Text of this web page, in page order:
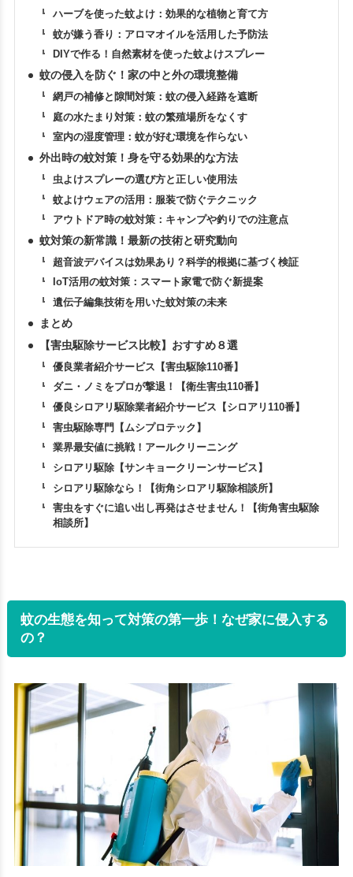
ハーブを使った蚊よけ：効果的な植物と育て方
蚊が嫌う香り：アロマオイルを活用した予防法
DIYで作る！自然素材を使った蚊よけスプレー
蚊の侵入を防ぐ！家の中と外の環境整備
網戸の補修と隙間対策：蚊の侵入経路を遮断
庭の水たまり対策：蚊の繁殖場所をなくす
室内の湿度管理：蚊が好む環境を作らない
外出時の蚊対策！身を守る効果的な方法
虫よけスプレーの選び方と正しい使用法
蚊よけウェアの活用：服装で防ぐテクニック
アウトドア時の蚊対策：キャンプや釣りでの注意点
蚊対策の新常識！最新の技術と研究動向
超音波デバイスは効果あり？科学的根拠に基づく検証
IoT活用の蚊対策：スマート家電で防ぐ新提案
遺伝子編集技術を用いた蚊対策の未来
まとめ
【害虫駆除サービス比較】おすすめ８選
優良業者紹介サービス【害虫駆除110番】
ダニ・ノミをプロが撃退！【衛生害虫110番】
優良シロアリ駆除業者紹介サービス【シロアリ110番】
害虫駆除専門【ムシプロテック】
業界最安値に挑戦！アールクリーニング
シロアリ駆除【サンキョークリーンサービス】
シロアリ駆除なら！【街角シロアリ駆除相談所】
害虫をすぐに追い出し再発はさせません！【街角害虫駆除
相談所】
蚊の生態を知って対策の第一歩！なぜ家に侵入する
の？